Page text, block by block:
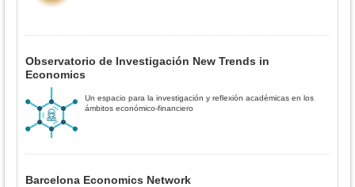
Observatorio de Investigación New Trends in
Economics
Un espacio para la investigación y reflexión académicas en los
ámbitos económico-financiero
Barcelona Economics Network